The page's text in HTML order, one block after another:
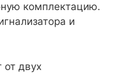
комплектацию.
и
от двух